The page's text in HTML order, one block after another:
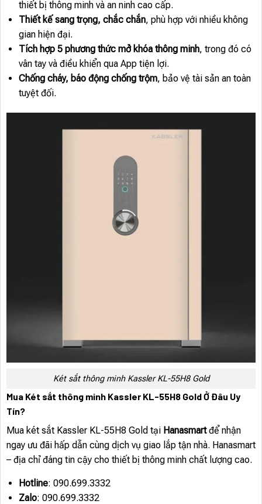
thiết bị thông minh và an ninh cao cấp.
Thiết kế sang trọng, chắc chắn, phù hợp với nhiều không
gian hiện đại.
Tích hợp 5 phương thức mở khóa thông minh, trong đó có
vân tay và điều khiển qua App tiện lợi.
Chống cháy, báo động chống trộm, bảo vệ tài sản an toàn
tuyệt đối.
Két sắt thông minh Kassler KL-55H8 Gold
Mua Két sắt thông minh Kassler KL-55H8 Gold Ở Đâu Uy
Tín?
Mua két sắt Kassler KL-55H8 Gold tại Hanasmartđể nhận
ngay ưu đãi hấp dẫn cùng dịch vụ giao lắp tận nhà. Hanasmart
– địa chỉ đáng tin cậy cho thiết bị thông minh chất lượng cao.
Hotline: 090.699.3332
Zalo: 090.699.3332